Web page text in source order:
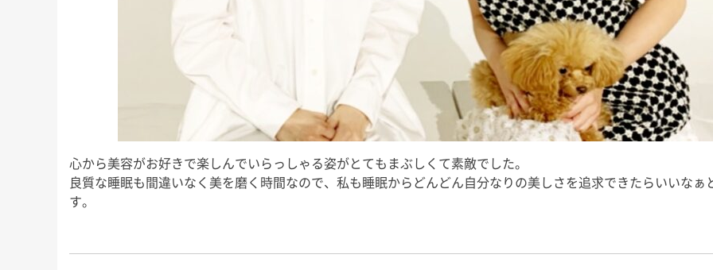
心から美容がお好きで楽しんでいらっしゃる姿がとてもまぶしくて素敵でした。
良質な睡眠も間違いなく美を磨く時間なので、私も睡眠からどんどん自分なりの美しさを追求できたらいいなぁ
す。